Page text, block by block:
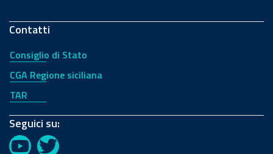
Contatti
Consiglio di Stato
CGA Regione siciliana
TAR
Seguici su:
YouTubeTwitter